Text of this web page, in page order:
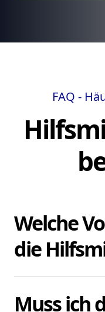
FAQ -
Welche
die
Ihnen, dringend
Muss ich